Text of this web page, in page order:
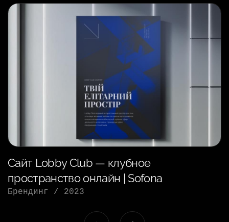
Сайт Lobby Club — клубное
пространство онлайн | Sofona
Брендинг / 2023